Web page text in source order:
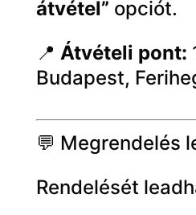
átvétel” opciót.
📍 Átvételi pont:
Budapest,
💬 Megrendelés
Rendelését